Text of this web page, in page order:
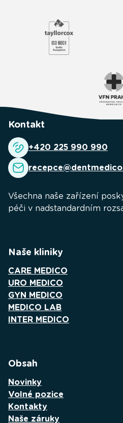
Kontakt
+420 225 990 990
Všechna naše zařízení
péči v nadstandardním
Naše kliniky
CARE MEDICO
URO MEDICO
GYN MEDICO
MEDICO LAB
INTER MEDICO
Obsah
Novinky
Volné pozice
Kontakty
Naše záruky